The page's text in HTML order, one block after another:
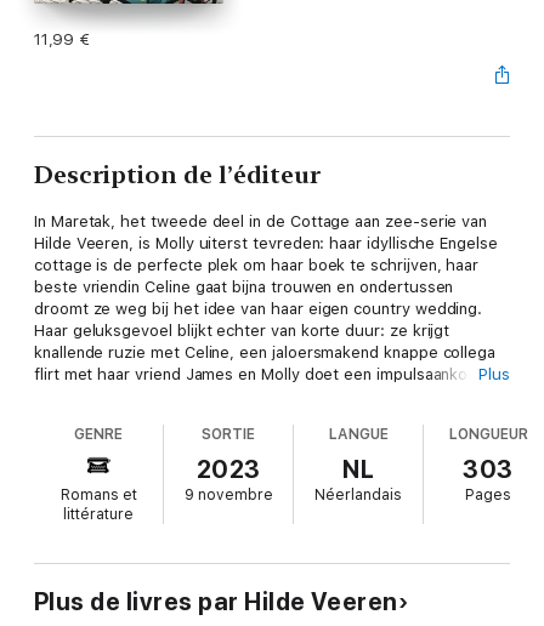
11,99 €
Description de l’éditeur
In Maretak, het tweede deel in de Cottage aan zee-serie van
Hilde Veeren, is Molly uiterst tevreden: haar idyllische Engelse
cottage is de perfecte plek om haar boek te schrijven, haar
beste vriendin Celine gaat bijna trouwen en ondertussen
droomt ze weg bij het idee van haar eigen country wedding.
Haar geluksgevoel blijkt echter van korte duur: ze krijgt
knallende ruzie met Celine, een jaloersmakend knappe collega
flirt met haar vriend James en Molly doet een impulsaankoop
met kerstlampjes, winterscones en zelfs een schaatsbaan,
moet Molly zichzelf weer bij elkaar zien te rapen. Zal het haar
lukken haar vriendin terug te winnen en haar droomman te
Plus
GENRE
Romans et
littérature
SORTIE
2023
9 novembre
LANGUE
NL
Néerlandais
LONGUEUR
303
Pages
Plus de livres par Hilde Veeren